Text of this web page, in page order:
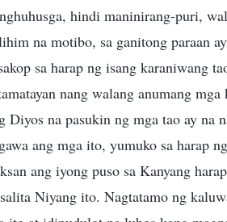
hindi maninirang-puri,
na motibo, sa ganitong paraan
sa harap ng isang karaniwang
nang walang anumang
na pasukin ng mga tao ay na
ang mga ito, yumuko sa harap
ang iyong puso sa Kanyang
Niyang ito. Nagtatamo ng